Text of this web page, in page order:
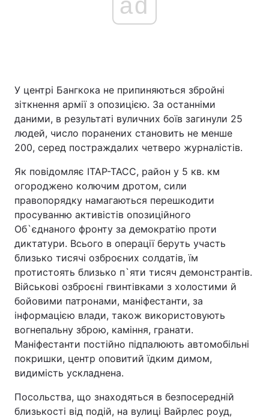
У центрі Бангкока не припиняються збройні
зіткнення армії з опозицією. За останніми
даними, в результаті вуличних боїв загинули 25
людей, число поранених становить не менше
200, серед постраждалих четверо журналістів.
Як повідомляє ІТАР-ТАСС, район у 5 кв. км
огороджено колючим дротом, сили
правопорядку намагаються перешкодити
просуванню активістів опозиційного
Об`єднаного фронту за демократію проти
диктатури. Всього в операції беруть участь
близько тисячі озброєних солдатів, їм
протистоять близько п`яти тисяч демонстрантів.
Військові озброєні гвинтівками з холостими й
бойовими патронами, маніфестанти, за
інформацією влади, також використовують
вогнепальну зброю, каміння, гранати.
Маніфестанти постійно підпалюють автомобільні
покришки, центр оповитий їдким димом,
видимість ускладнена.
Посольства, що знаходяться в безпосередній
близькості від подій, на вулиці Вайрлес роуд,